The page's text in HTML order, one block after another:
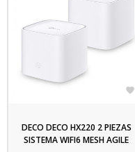

DECO DECO HX220 2 PIEZAS
SISTEMA WIFI6 MESH AGILE